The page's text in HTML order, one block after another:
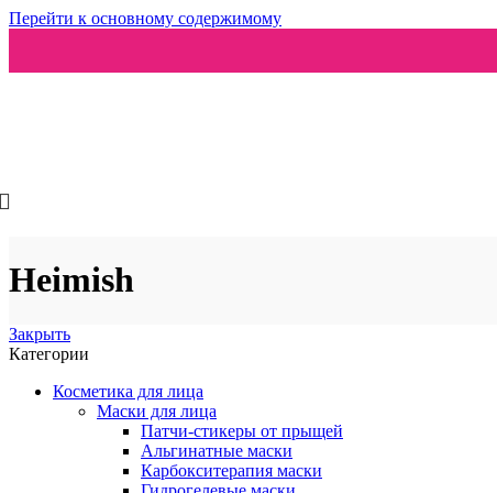
Перейти к основному содержимому
Heimish
Закрыть
Категории
Косметика для лица
Маски для лица
Патчи-стикеры от прыщей
Альгинатные маски
Карбокситерапия маски